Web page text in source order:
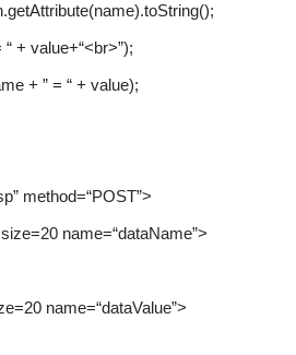
“ + value+“<br>”);
+ ” = “ + value);
method=“POST”>
20 name=“dataName”>
20 name=“dataValue”>